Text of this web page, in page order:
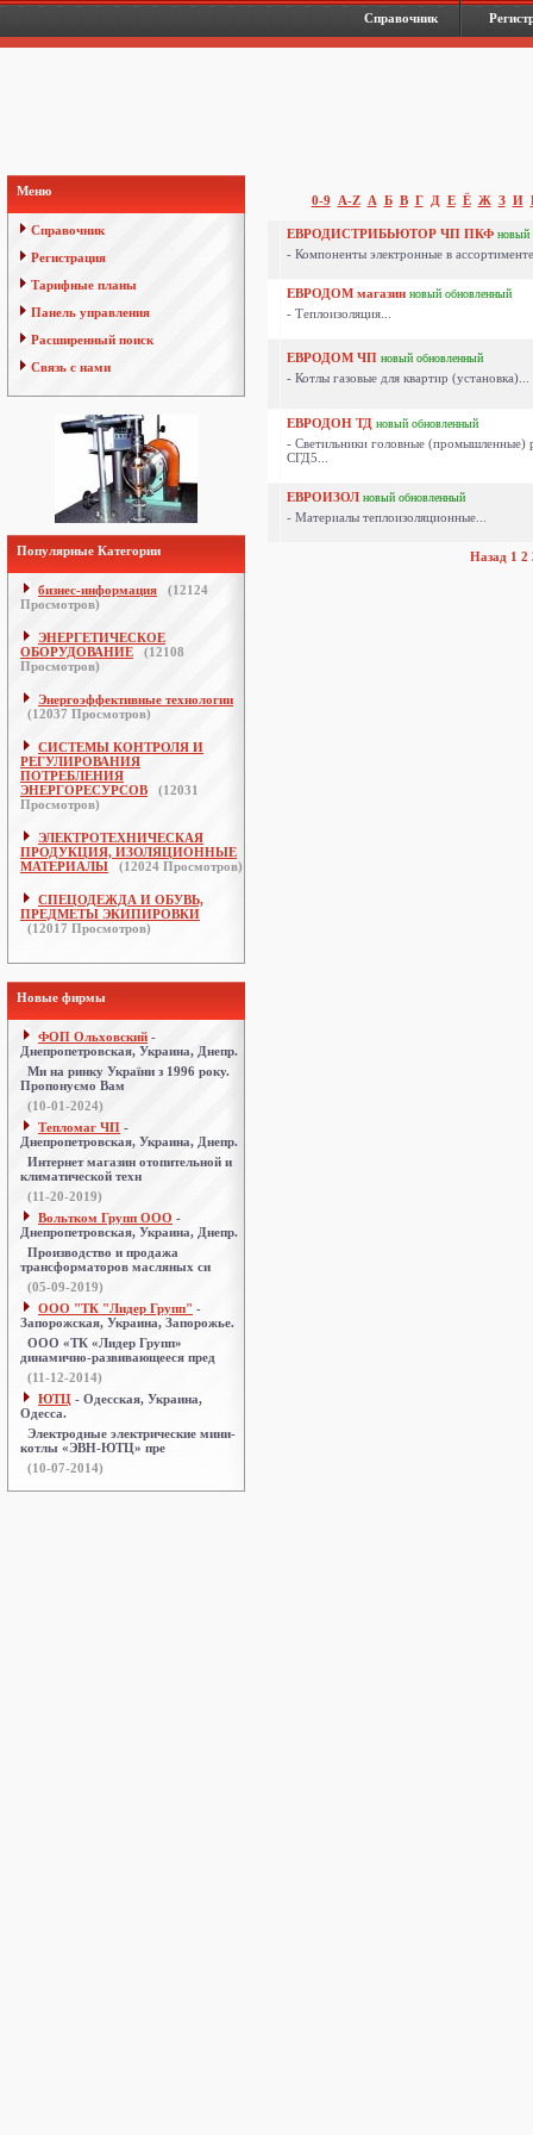
Справочник
Меню
Справочник
Регистрация
Тарифные планы
Панель управления
Расширенный поиск
Связь с нами
Популярные Категории
бизнес-информация (12124
Просмотров)
ЭНЕРГЕТИЧЕСКОЕ
ОБОРУДОВАНИЕ
(12108
Просмотров)
Энергоэффективные технологии
(12037 Просмотров)
СИСТЕМЫ КОНТРОЛЯ И
РЕГУЛИРОВАНИЯ
ПОТРЕБЛЕНИЯ
ЭНЕРГОРЕСУРСОВ
(12031
Просмотров)
ЭЛЕКТРОТЕХНИЧЕСКАЯ
ПРОДУКЦИЯ, ИЗОЛЯЦИОННЫЕ
МАТЕРИАЛЫ
(12024 Просмотров)
СПЕЦОДЕЖДА И ОБУВЬ,
ПРЕДМЕТЫ ЭКИПИРОВКИ
(12017 Просмотров)
Новые фирмы
ФОП Ольховский -
Днепропетровская, Украина, Днепр.
Ми на ринку України з 1996 року.
Пропонуємо Вам
(10-01-2024)
Тепломаг ЧП -
Днепропетровская, Украина, Днепр.
Интернет магазин отопительной и
климатической техн
(11-20-2019)
Вольтком Групп ООО -
Днепропетровская, Украина, Днепр.
Производство и продажа
трансформаторов масляных си
(05-09-2019)
ООО "ТК "Лидер Групп" -
Запорожская, Украина, Запорожье.
ООО «ТК «Лидер Групп»
динамично-развивающееся пред
(11-12-2014)
ЮТЦ - Одесская, Украина,
Одесса.
Электродные электрические мини-
котлы «ЭВН-ЮТЦ» пре
(10-07-2014)
0-9 A-Z А Б В Г Д Е Ё Ж З И
ЕВРОДИСТРИБЬЮТОР ЧП ПКФ новый
- Компоненты электронные в
ЕВРОДОМ магазин новый обновленный
- Теплоизоляция...
ЕВРОДОМ ЧП новый обновленный
- Котлы газовые для квартир (установка)...
ЕВРОДОН ТД новый обновленный
- Светильники головные (промышленные)
СГД5...
ЕВРОИЗОЛ новый обновленный
- Материалы теплоизоляционные...
Назад 1 2